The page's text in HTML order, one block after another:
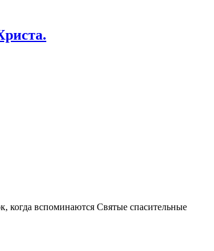
когда вспоминаются Святые спасительные